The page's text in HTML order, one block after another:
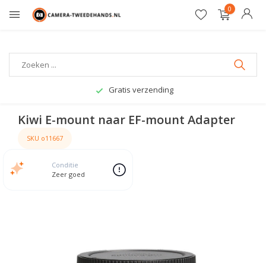
0
Gratis verzending
Kiwi E-mount naar EF-mount Adapter
SKU o11667
Conditie
Zeer goed